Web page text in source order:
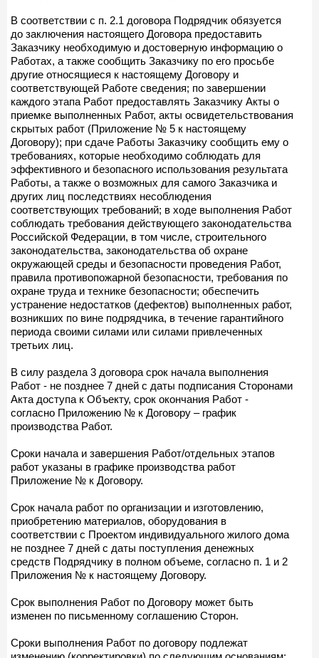
В соответствии с п. 2.1 договора Подрядчик обязуется
до заключения настоящего Договора предоставить
Заказчику необходимую и достоверную информацию о
Работах, а также сообщить Заказчику по его просьбе
другие относящиеся к настоящему Договору и
соответствующей Работе сведения; по завершении
каждого этапа Работ предоставлять Заказчику Акты о
приемке выполненных Работ, акты освидетельствования
скрытых работ (Приложение № 5 к настоящему
Договору); при сдаче Работы Заказчику сообщить ему о
требованиях, которые необходимо соблюдать для
эффективного и безопасного использования результата
Работы, а также о возможных для самого Заказчика и
других лиц последствиях несоблюдения
соответствующих требований; в ходе выполнения Работ
соблюдать требования действующего законодательства
Российской Федерации, в том числе, строительного
законодательства, законодательства об охране
окружающей среды и безопасности проведения Работ,
правила противопожарной безопасности, требования по
охране труда и технике безопасности; обеспечить
устранение недостатков (дефектов) выполненных работ,
возникших по вине подрядчика, в течение гарантийного
периода своими силами или силами привлеченных
третьих лиц.
В силу раздела 3 договора срок начала выполнения
Работ - не позднее 7 дней с даты подписания Сторонами
Акта доступа к Объекту, срок окончания Работ -
согласно Приложению № к Договору – график
производства Работ.
Сроки начала и завершения Работ/отдельных этапов
работ указаны в графике производства работ
Приложение № к Договору.
Срок начала работ по организации и изготовлению,
приобретению материалов, оборудования в
соответствии с Проектом индивидуального жилого дома
не позднее 7 дней с даты поступления денежных
средств Подрядчику в полном объеме, согласно п. 1 и 2
Приложения № к настоящему Договору.
Срок выполнения Работ по Договору может быть
изменен по письменному соглашению Сторон.
Сроки выполнения Работ по договору подлежат